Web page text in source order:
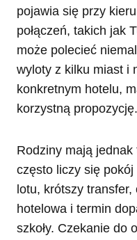
pojawia się przy
połączeń, takich jak
może polecieć
wyloty z kilku miast i
konkretnym hotelu,
korzystną propozycję.
Rodziny mają
często liczy się
lotu, krótszy
hotelowa i termin
szkoły. Czekanie do